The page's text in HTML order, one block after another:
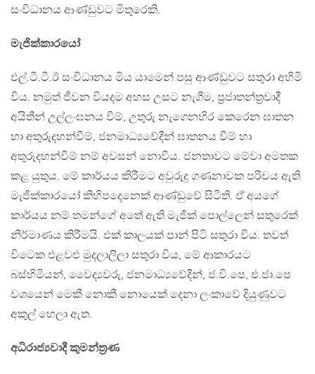
සංවිධානය ආණ්ඩුවට මිතුරෙකි.
මැජික්කාරයෝ
එල්.ටී.ටී.ඊ සංවිධානය මිය යාමෙන් පසු ආණ්ඩුවට සතුරා අහිමි
විය. නමුත් ජීවන වියදම අහස උසට නැගීම, ප්‍රජාතන්ත්‍රවාදී
අයිතීන් උල්ලංඝනය වීම්, උතුරු නැගෙනහිර කෙරෙන ඝාතන
හා අතුරුදහන්වීම්, ජනමාධ්‍යවේදීන් ඝාතනය වීම් හා
අතුරුදහන්වීම් නම් අවසන් නොවීය. ජනතාවට මේවා අමතක
කළ යුතුය. මේ කාර්යය කිරීමට අවුරුදු ගණනාවක පරිචය ඇති
මැජික්කාරයෝ කිහිපදෙනෙක් ආණ්ඩුවේ සිටිති. ඒ අයගේ
කාර්යය නම් තමන්ගේ අතේ ඇති මැජික් පොල්ලෙන් සතුරෙක්
නිර්මාණය කිරීමයි. එක් කාලයක් පාන් පිටි සතුරා විය. තවත්
විටෙක එළවළු මුදලාලිලා සතුරා විය, මේ ආකාරයට
බස්හිමියන්, වෛද්‍යවරු, ජනමාධ්‍යවේදීන්, ජ.වි.පෙ, එ.ජා.පෙ
වශයෙන් මෙකී නොකී නොයෙක් දෙනා ලංකාවේ දියුණුවට
අකුල් හෙලා ඇත.
අධිරාජ්‍යවාදී කුමන්ත්‍රණ